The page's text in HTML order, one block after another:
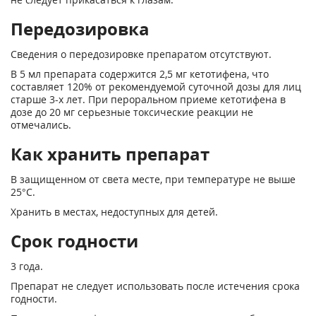
Передозировка
Сведения о передозировке препаратом отсутствуют.
В 5 мл препарата содержится 2,5 мг кетотифена, что
составляет 120% от рекомендуемой суточной дозы для лиц
старше 3-х лет. При пероральном приеме кетотифена в
дозе до 20 мг серьезные токсические реакции не
отмечались.
Как хранить препарат
В защищенном от света месте, при температуре не выше
25°С.
Хранить в местах, недоступных для детей.
Срок годности
3 года.
Препарат не следует использовать после истечения срока
годности.